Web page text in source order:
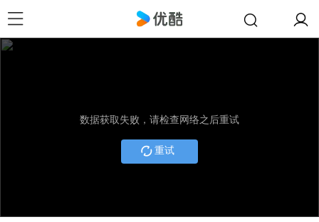
数据获取失败，请检查网络之后重试
重试